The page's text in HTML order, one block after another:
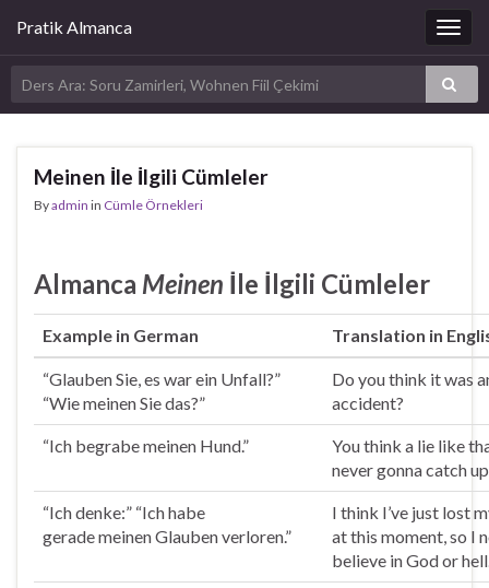
Pratik Almanca
Meinen İle İlgili Cümleler
Byadmin in Cümle Örnekleri
Almanca Meinen İle İlgili Cümleler
Example in German Translation in
“Glauben Sie, es war ein Unfall?”
“WiemeinenSie das?”
Do youthink it was
accident?
“Ich begrabemeinen Hund.” Youthink a lie like
never gonna catch
“Ich denke:” “Ich habe
gerademeinenGlauben verloren.”
I think I’ve just lost
at this moment, so I
believe in God or